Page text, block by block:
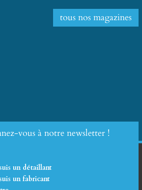
tous nos magazines
vous à notre newsletter !
un détaillant
un fabricant